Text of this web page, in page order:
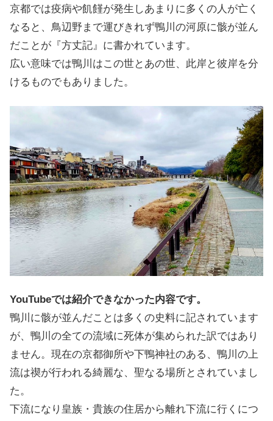
京都では疫病や飢饉が発生しあまりに多くの人が亡く
なると、鳥辺野まで運びきれず鴨川の河原に骸が並ん
だことが『方丈記』に書かれています。
広い意味では鴨川はこの世とあの世、此岸と彼岸を分
けるものでもありました。
YouTubeでは紹介できなかった内容です。
鴨川に骸が並んだことは多くの史料に記されています
が、鴨川の全ての流域に死体が集められた訳ではあり
ません。現在の京都御所や下鴨神社のある、鴨川の上
流は禊が行われる綺麗な、聖なる場所とされていまし
た。
下流になり皇族・貴族の住居から離れ下流に行くにつ